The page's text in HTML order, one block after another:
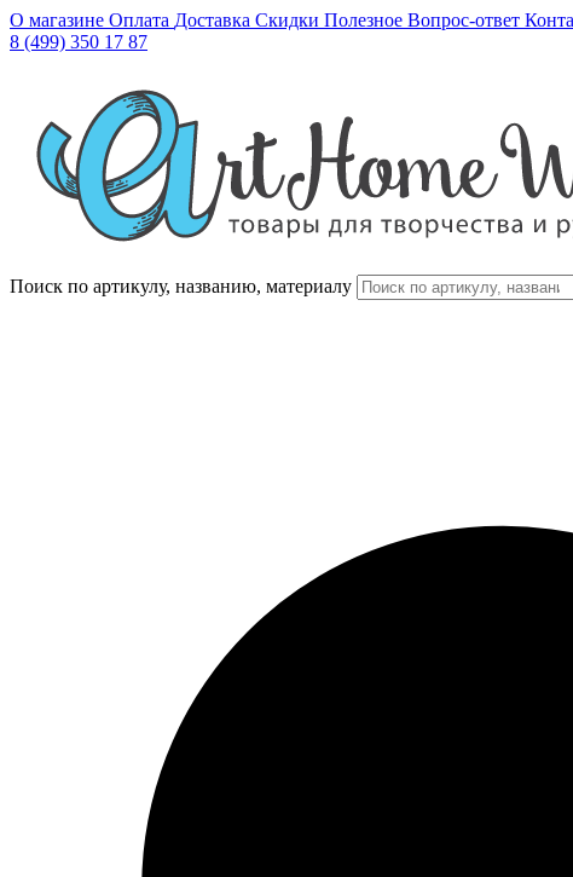
О магазине Оплата Доставка Скидки Полезное Вопрос-ответ
8 (499) 350 17 87
Поиск по артикулу, названию, материалу